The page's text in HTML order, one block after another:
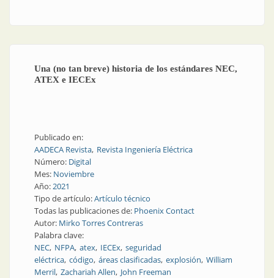
Una (no tan breve) historia de los estándares NEC,
ATEX e IECEx
Publicado en:
AADECA Revista Revista Ingeniería Eléctrica
Número: Digital
Mes: Noviembre
Año:2021
Tipo de artículo:Artículo técnico
Todas las publicaciones de: Phoenix Contact
Autor: Mirko Torres Contreras
Palabra clave:
NEC NFPA atex IECEx seguridad
eléctrica código áreas clasificadas explosión William
Merril Zachariah Allen John Freeman